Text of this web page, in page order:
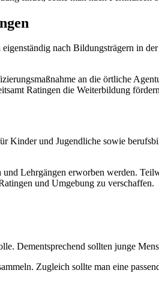
nach Bildungsträgern in
an die örtliche
Ratingen die Weiterbildung
und Jugendliche sowie
Lehrgängen erworben werden.
und Umgebung zu verschaffen.
Dementsprechend sollten junge
Zugleich sollte man eine